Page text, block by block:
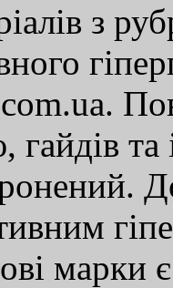
з
гайдів
марки